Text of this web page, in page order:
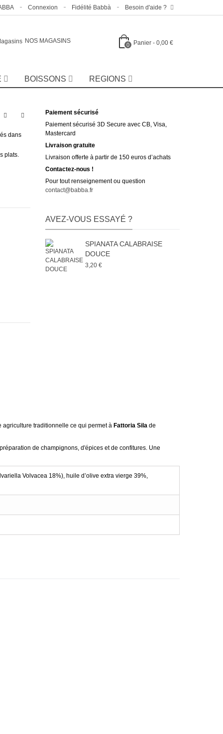
Besoin d'aide ?
Fidélité Babbà
Connexion
0 Panier - 0,00 €
NOS MAGASINS
BOISSONS REGIONS
dans
plats.
Paiement sécurisé
Paiement sécurisé 3D Secure avec CB, Visa,
Mastercard
Livraison gratuite
Livraison offerte à partir de 150 euros d’achats
Contactez-nous !
Pour tout renseignement ou question
contact@babba.fr
AVEZ-VOUS ESSAYÉ ?
SPIANATA CALABRAISE
DOUCE
3,20 €
agriculture traditionnelle ce qui permet à Fattoria Sila de
de champignons, d'épices et de confitures. Une
Volvacea 18%), huile d’olive extra vierge 39%,